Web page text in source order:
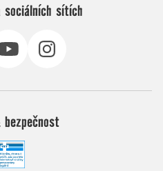
sociálních sítích